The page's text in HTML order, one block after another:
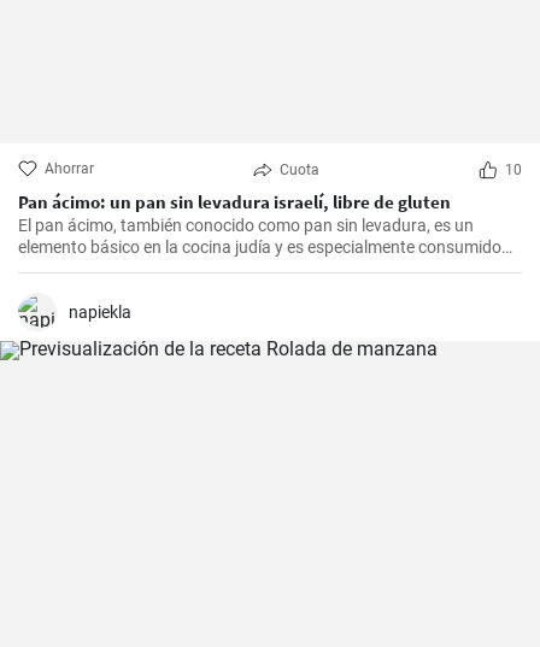
Ahorrar Cuota 10
Pan ácimo: un pan sin levadura israelí, libre de gluten
El pan ácimo, también conocido como pan sin levadura, es un
elemento básico en la cocina judía y es especialmente consumido
durante Pesaj. En esta receta, te mostraré cómo hacer tu propio
napiekla